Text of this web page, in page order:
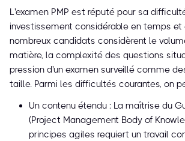
L'examen PMP est réputé pour sa
investissement considérable en temps et
nombreux candidats considèrent le
matière, la complexité des questions
pression d'un examen surveillé comme
taille. Parmi les difficultés courantes, on
Un contenu étendu : La maîtrise du
(Project Management Body of
principes agiles requiert un travail